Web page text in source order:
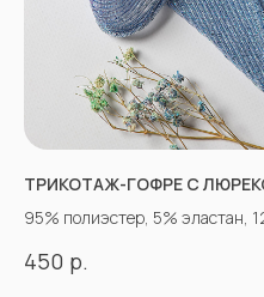
ТРИКОТАЖ-ГОФРЕ С
95% полиэстер, 5% эластан,
450 р.